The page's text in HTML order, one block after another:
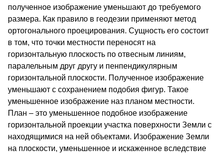
полученное изображение уменьшают до требуемого
размера. Как правило в геодезии применяют метод
ортогонального проецирования. Сущность его состоит
в том, что точки местности переносят на
горизонтальную плоскость по отвесным линиям,
паралельным друг другу и пенпендикулярным
горизонтальной плоскости. Полученное изображение
уменьшают с сохранением подобия фигур. Такое
уменьшенное изображение наз планом местности.
План – это уменьшенное подобное изображение
горизонтальной проекции участка поверхности Земли с
находящимися на ней объектами. Изображение Земли
на плоскости, уменьшенное и искаженное вследствие